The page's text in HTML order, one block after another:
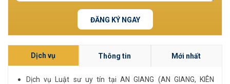
ĐĂNG KÝ NGAY
Dịch vụ Thông tin Mới nhất
Dịch vụ Luật sư uy tín tại AN GIANG (AN GIANG, KIÊN